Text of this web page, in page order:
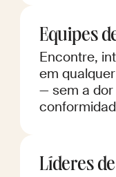
Equipes
Encontre,
em
— sem a
Líderes